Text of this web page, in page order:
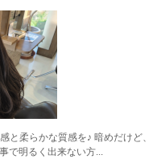
と柔らかな質感を♪ 暗めだけど、
で明るく出来ない方...